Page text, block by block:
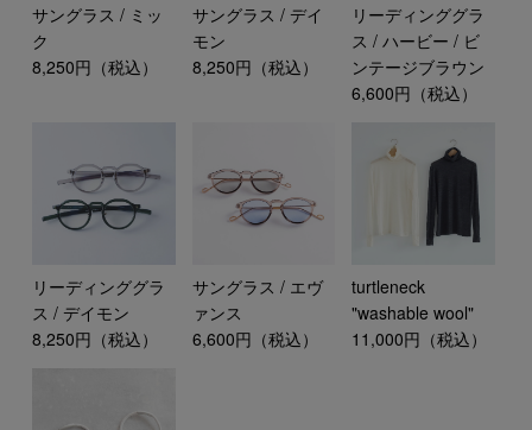
サングラス / ミッ
ク
8,250円（税込）
サングラス / デイ
モン
8,250円（税込）
リーディンググラ
ス / ハービー / ビ
ンテージブラウン
6,600円（税込）
リーディンググラ
ス / デイモン
8,250円（税込）
サングラス / エヴ
ァンス
6,600円（税込）
turtleneck
"washable wool"
11,000円（税込）